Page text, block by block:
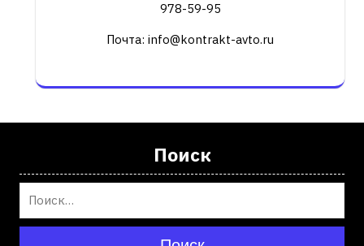
978-59-95
Почта: info@kontrakt-avto.ru
Поиск